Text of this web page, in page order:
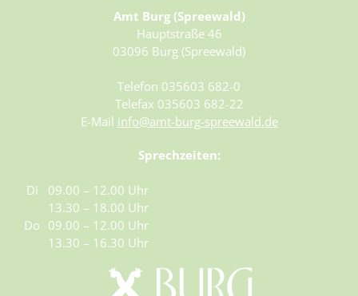
Amt Burg (Spreewald)
Hauptstraße 46
03096 Burg (Spreewald)
Telefon 035603 682-0
Telefax 035603 682-22
E-Mail info@amt-burg-spreewald.de
Sprechzeiten:
Di
09.00 – 12.00 Uhr
13.30 – 18.00 Uhr
Do 09.00 – 12.00 Uhr
13.30 – 16.30 Uhr